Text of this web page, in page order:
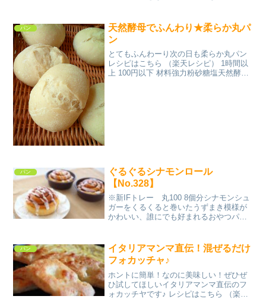
砂糖塩熱湯サラダ油みんなのレビュー
パン
天然酵母でふんわり★柔らか丸パ
ン
とてもふんわーり次の日も柔らか丸パン
レシピはこちら （楽天レシピ） 1時間以
上 100円以下 材料強力粉砂糖塩天然酵母
パン
ぐるぐるシナモンロール
【No.328】
※新IFトレー 丸100 8個分シナモンシュ
ガーをくるくると巻いたうずまき模様が
かわいい、誰にでも好まれるおやつパン
薄力粉砂糖塩ドライイーストスキムミル
ク無塩バ...
パン
イタリアマンマ直伝！混ぜるだけ
フォカッチャ♪
ホントに簡単！なのに美味しい！ぜひぜ
ひ試してほしいイタリアマンマ直伝のフ
ォカッチヤです♪ レシピはこちら （楽天